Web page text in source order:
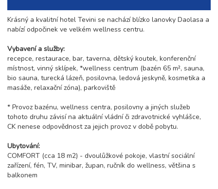
Krásný a kvalitní hotel Tevini se nachází blízko lanovky Daolasa a
nabízí odpočinek ve velkém wellness centru.
Vybavení a služby:
recepce, restaurace, bar, taverna, dětský koutek, konferenční
místnost, vinný sklípek, *wellness centrum (bazén 65 m², sauna,
bio sauna, turecká lázeň, posilovna, ledová jeskyně, kosmetika a
masáže, relaxační zóna), parkoviště
* Provoz bazénu, wellness centra, posilovny a jiných služeb
tohoto druhu závisí na aktuální vládní či zdravotnické vyhlášce,
CK nenese odpovědnost za jejich provoz v době pobytu.
Ubytování:
COMFORT (cca 18 m2) - dvoulůžkové pokoje, vlastní sociální
zařízení, fén, TV, minibar, župan, ručník do wellness, většina s
balkonem